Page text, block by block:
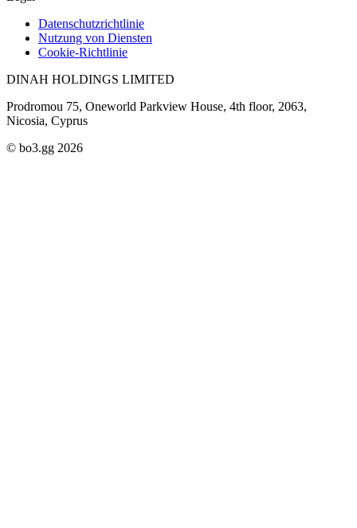
Datenschutzrichtlinie
Nutzung von Diensten
Cookie-Richtlinie
DINAH HOLDINGS LIMITED
Prodromou 75, Oneworld Parkview House, 4th floor, 2063,
Nicosia, Cyprus
© bo3.gg 2026